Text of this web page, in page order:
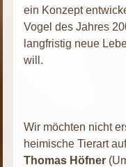
ein Konzept
Vogel des Jahres
langfristig neue
will.
Wir möchten nicht
heimische Tierart
Thomas Höfner